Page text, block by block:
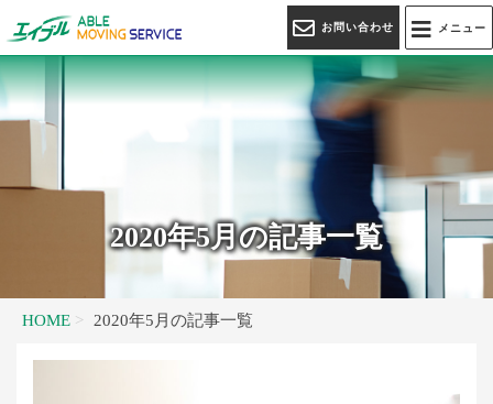
メニュー
お問い合わせ
2020年5月の記事一覧
HOME 2020年5月の記事一覧